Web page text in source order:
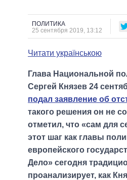
ГЛАВЫ
МЭРЫ
ВСЕ ПЕРСОНЫ
СРАВНЕНИЕ
ПОЛИТИКА
25 сентября 2019, 13:12
Читати українською
Глава Национальной
Сергей Князев 24
подал заявление об
такого решения он не
отметил, что «сам для
этот шаг как главы
европейского
Дело» сегодня
проанализирует, как